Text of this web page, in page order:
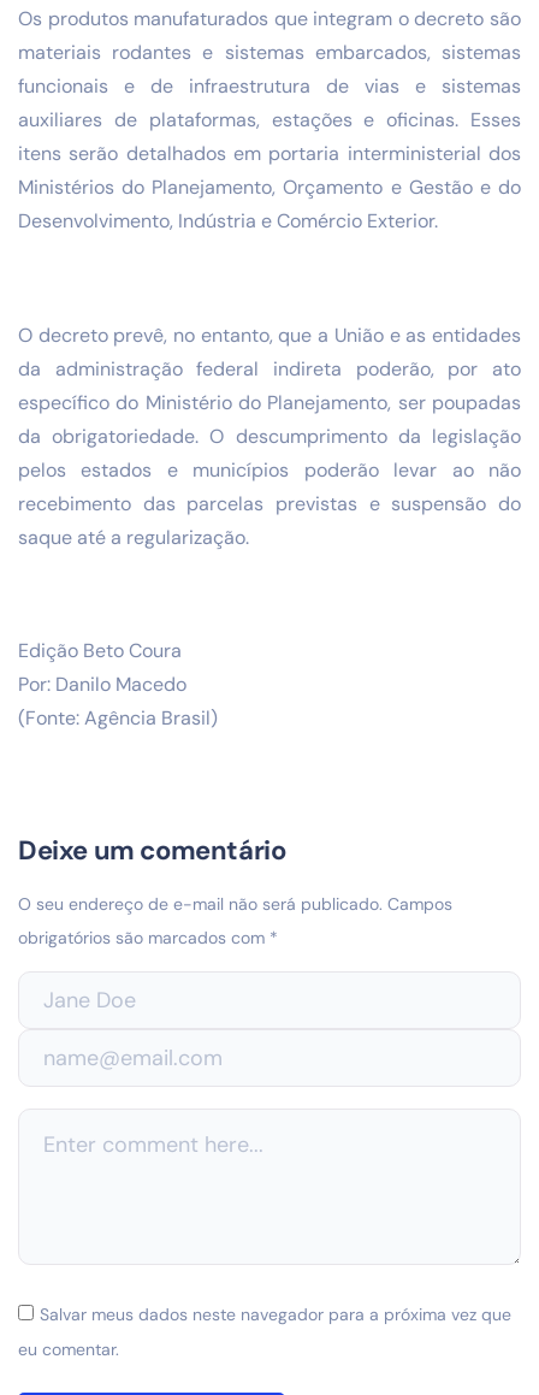
Os produtos manufaturados que integram o decreto são
materiais rodantes e sistemas embarcados, sistemas
funcionais e de infraestrutura de vias e sistemas
auxiliares de plataformas, estações e oficinas. Esses
itens serão detalhados em portaria interministerial dos
Ministérios do Planejamento, Orçamento e Gestão e do
Desenvolvimento, Indústria e Comércio Exterior.
O decreto prevê, no entanto, que a União e as entidades
da administração federal indireta poderão, por ato
específico do Ministério do Planejamento, ser poupadas
da obrigatoriedade. O descumprimento da legislação
pelos estados e municípios poderão levar ao não
recebimento das parcelas previstas e suspensão do
saque até a regularização.
Edição Beto Coura
Por: Danilo Macedo
(Fonte: Agência Brasil)
Deixe um comentário
O seu endereço de e-mail não será publicado. Campos
obrigatórios são marcados com *
Salvar meus dados neste navegador para a próxima vez que
eu comentar.